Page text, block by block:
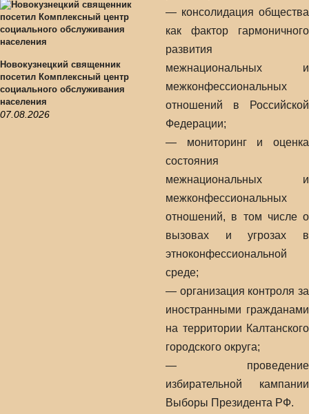
Новокузнецкий священник
посетил Комплексный центр
социального обслуживания
населения
07.08.2026
— консолидация общества
как фактор гармоничного
развития
межнациональных и
межконфессиональных
отношений в Российской
Федерации;
— мониторинг и оценка
состояния
межнациональных и
межконфессиональных
отношений, в том числе о
вызовах и угрозах в
этноконфессиональной
среде;
— организация контроля за
иностранными гражданами
на территории Калтанского
городского округа;
— проведение
избирательной кампании
Выборы Президента РФ.